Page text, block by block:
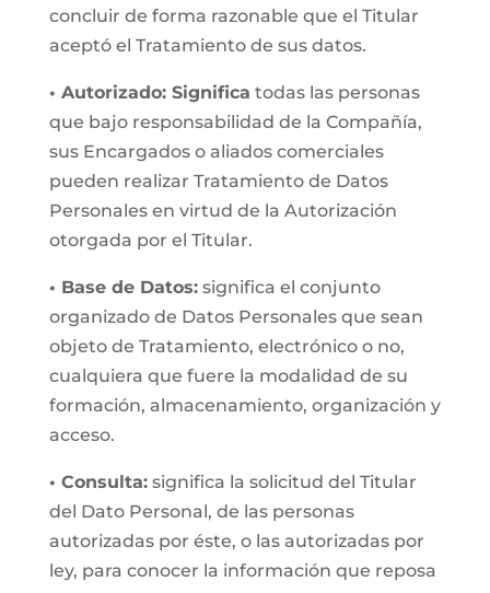
concluir de forma razonable que el Titular
aceptó el Tratamiento de sus datos.
• Autorizado: Significa todas las personas
que bajo responsabilidad de la Compañía,
sus Encargados o aliados comerciales
pueden realizar Tratamiento de Datos
Personales en virtud de la Autorización
otorgada por el Titular.
• Base de Datos:significa el conjunto
organizado de Datos Personales que sean
objeto de Tratamiento, electrónico o no,
cualquiera que fuere la modalidad de su
formación, almacenamiento, organización y
acceso.
• Consulta:significa la solicitud del Titular
del Dato Personal, de las personas
autorizadas por éste, o las autorizadas por
ley, para conocer la información que reposa